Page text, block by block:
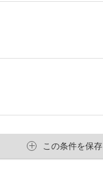
この条件を保存